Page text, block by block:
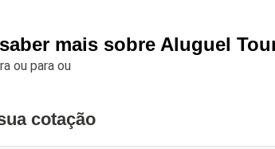
mais sobre Aluguel
ou paraou
cotação